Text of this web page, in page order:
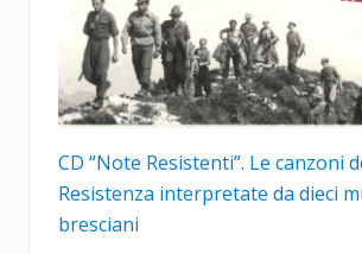
CD “Note Resistenti”. Le canzoni
Resistenza interpretate da dieci
bresciani